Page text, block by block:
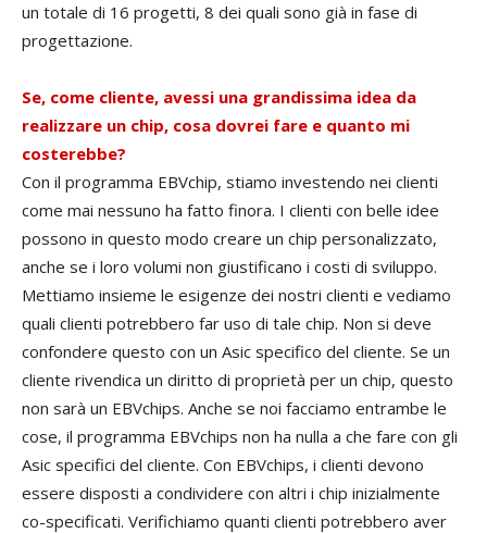
un totale di 16 progetti, 8 dei quali sono già in fase di
progettazione.
Se, come cliente, avessi una grandissima idea da
realizzare un chip, cosa dovrei fare e quanto mi
costerebbe?
Con il programma EBVchip, stiamo investendo nei clienti
come mai nessuno ha fatto finora. I clienti con belle idee
possono in questo modo creare un chip personalizzato,
anche se i loro volumi non giustificano i costi di sviluppo.
Mettiamo insieme le esigenze dei nostri clienti e vediamo
quali clienti potrebbero far uso di tale chip. Non si deve
confondere questo con un Asic specifico del cliente. Se un
cliente rivendica un diritto di proprietà per un chip, questo
non sarà un EBVchips. Anche se noi facciamo entrambe le
cose, il programma EBVchips non ha nulla a che fare con gli
Asic specifici del cliente. Con EBVchips, i clienti devono
essere disposti a condividere con altri i chip inizialmente
co-specificati. Verifichiamo quanti clienti potrebbero aver